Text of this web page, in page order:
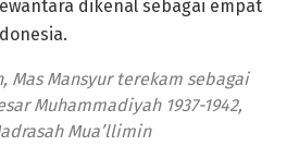
dikenal sebagai empat
Mas Mansyur terekam sebagai
Muhammadiyah 1937-1942,
Mua’llimin